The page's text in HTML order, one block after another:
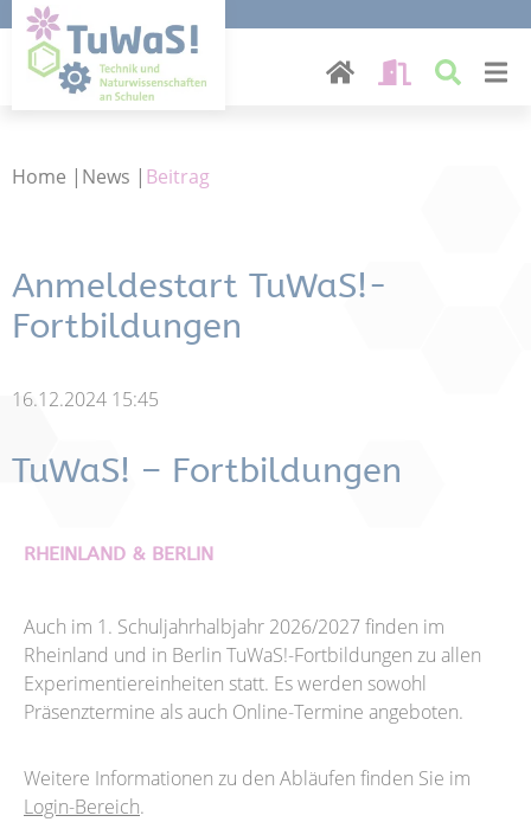
Home | News | Beitrag
Anmeldestart TuWaS!-
Fortbildungen
16.12.2024 15:45
TuWaS! – Fortbildungen
RHEINLAND & BERLIN
Auch im 1. Schuljahrhalbjahr 2026/2027 finden im
Rheinland und in Berlin TuWaS!-Fortbildungen zu allen
Experimentiereinheiten statt. Es werden sowohl
Präsenztermine als auch Online-Termine angeboten.
Weitere Informationen zu den Abläufen finden Sie im
Login-Bereich.